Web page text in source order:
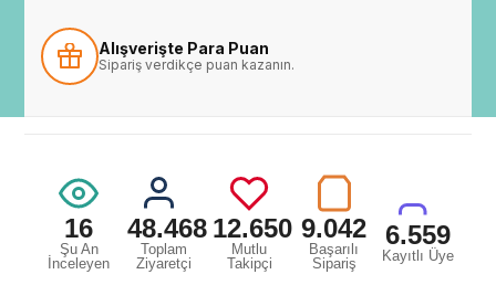
Alışverişte Para Puan
Sipariş verdikçe puan kazanın.
16
Şu An
İnceleyen
48.468
Toplam
Ziyaretçi
12.650
Mutlu
Takipçi
9.042
Başarılı
Sipariş
6.559
Kayıtlı Üye